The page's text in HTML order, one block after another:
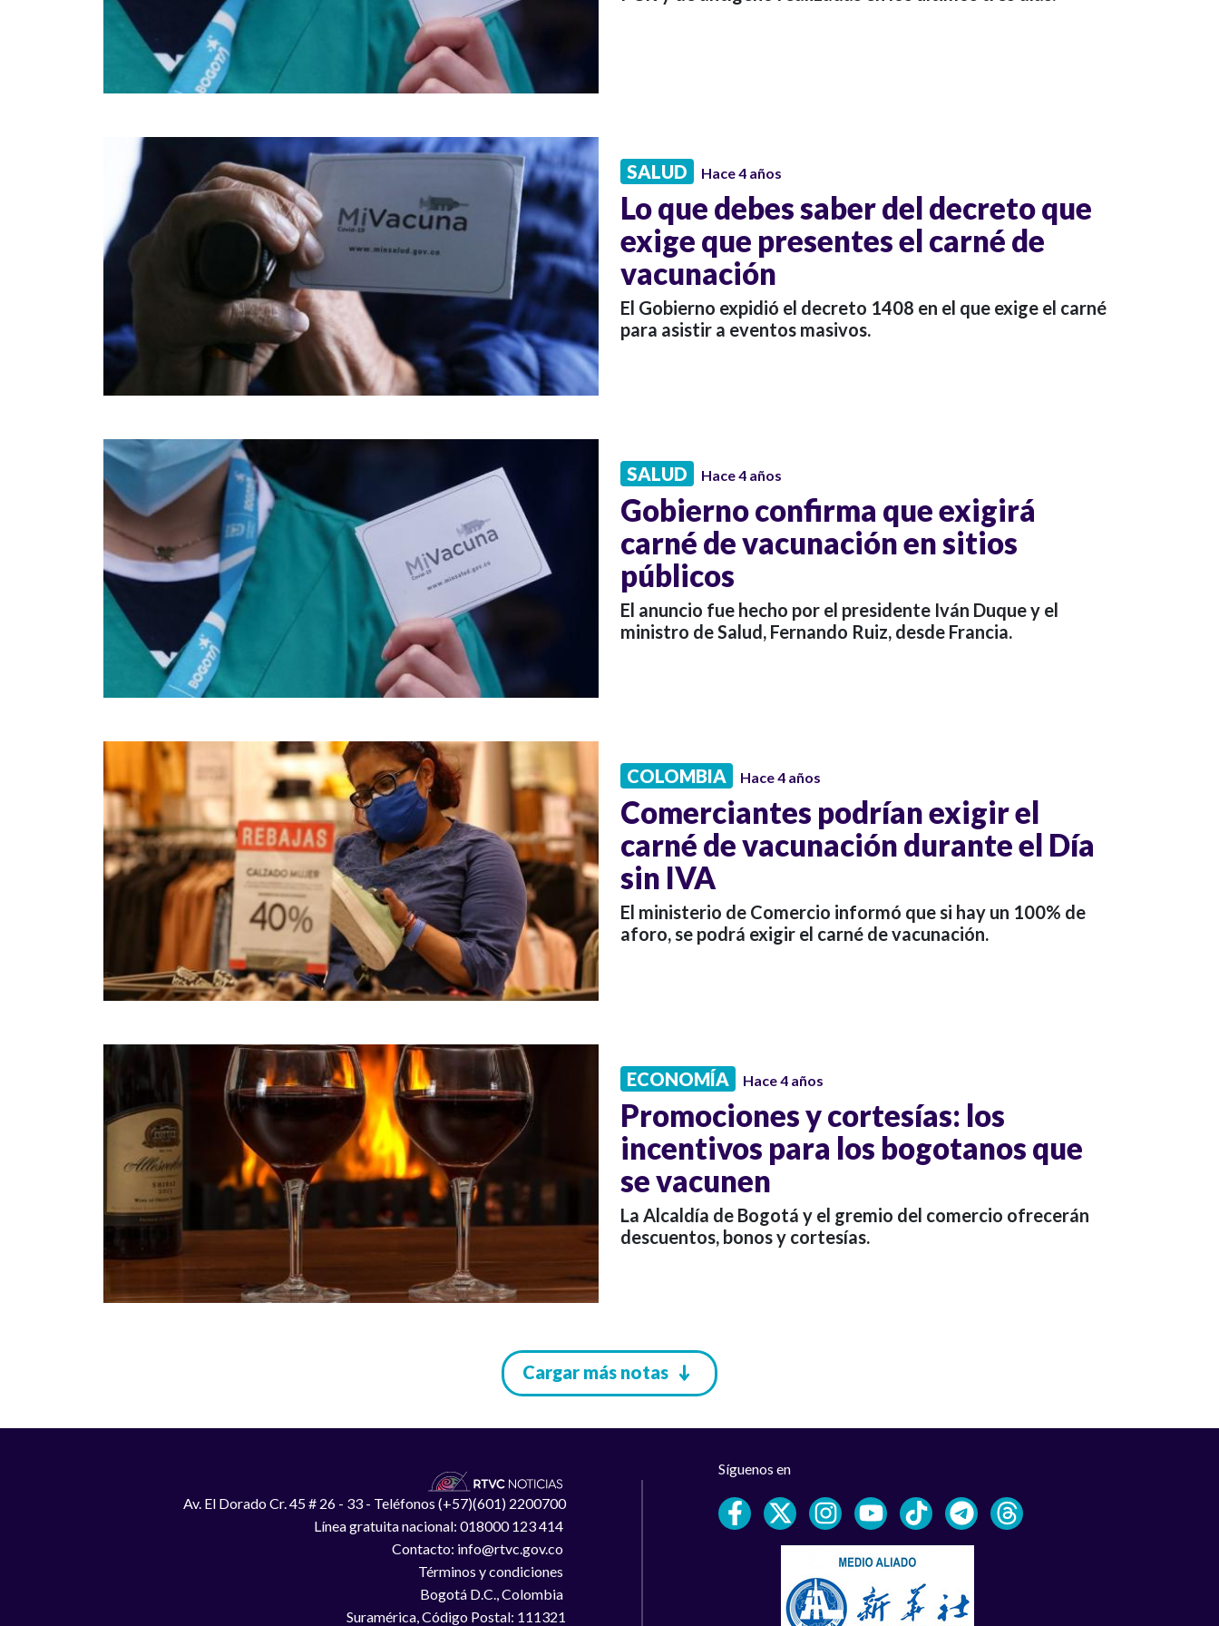
SALUD Hace 4 años
Lo que debes saber del decreto que
exige que presentes el carné de
vacunación
El Gobierno expidió el decreto 1408 en el que exige el carné
para asistir a eventos masivos.
SALUD Hace 4 años
Gobierno confirma que exigirá
carné de vacunación en sitios
públicos
El anuncio fue hecho por el presidente Iván Duque y el
ministro de Salud, Fernando Ruiz, desde Francia.
COLOMBIA Hace 4 años
Comerciantes podrían exigir el
carné de vacunación durante el Día
sin IVA
El ministerio de Comercio informó que si hay un 100% de
aforo, se podrá exigir el carné de vacunación.
ECONOMÍA Hace 4 años
Promociones y cortesías: los
incentivos para los bogotanos que
se vacunen
La Alcaldía de Bogotá y el gremio del comercio ofrecerán
descuentos, bonos y cortesías.
Cargar más notas
Av. El Dorado Cr. 45 # 26 - 33 - Teléfonos (+57)(601) 2200700
Línea gratuita nacional: 018000 123 414
Contacto: info@rtvc.gov.co
Términos y condiciones
Bogotá D.C., Colombia
Suramérica, Código Postal: 111321
Síguenos en